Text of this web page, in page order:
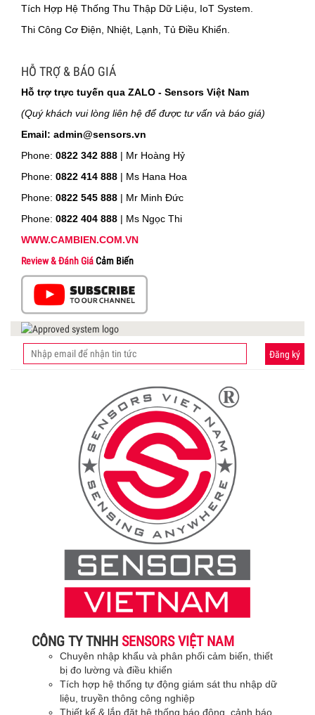
Tích Hợp Hệ Thống Thu Thập Dữ Liệu, IoT System.
Thi Công Cơ Điện, Nhiệt, Lạnh, Tủ Điều Khiển.
HỖ TRỢ & BÁO GIÁ
Hỗ trợ trực tuyến qua ZALO - Sensors Việt Nam
(Quý khách vui lòng liên hệ để được tư vấn và báo giá)
Email: admin@sensors.vn
Phone: 0822 342 888 | Mr Hoàng Hỷ
Phone: 0822 414 888 | Ms Hana Hoa
Phone: 0822 545 888 | Mr Minh Đức
Phone: 0822 404 888 | Ms Ngọc Thi
WWW.CAMBIEN.COM.VN
Review & Đánh GiáCảm Biến
Đăng ký
CÔNG TY TNHH SENSORS VIỆT NAM
Chuyên nhập khẩu và phân phối cảm biến, thiết
bị đo lường và điều khiển
Tích hợp hệ thống tự động giám sát thu nhập dữ
liệu, truyền thông công nghiệp
Thiết kế & lắp đặt hệ thống báo động, cảnh báo,